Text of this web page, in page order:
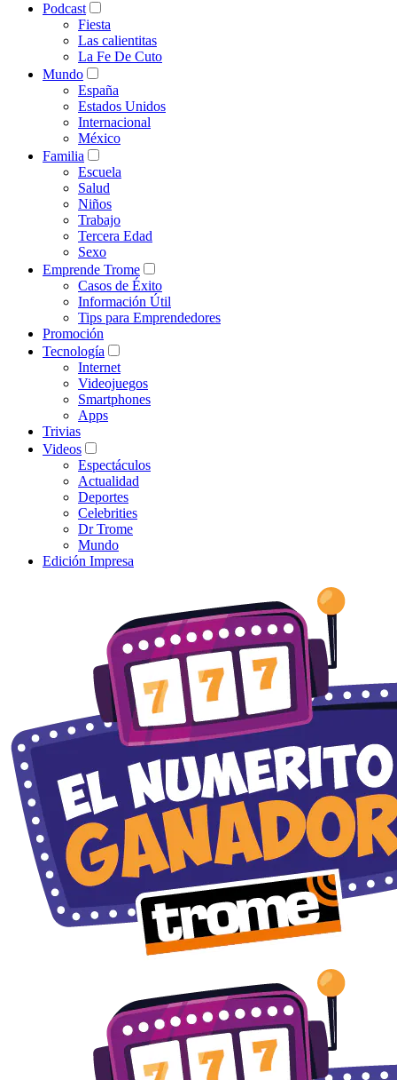
Podcast
Fiesta
Las calientitas
La Fe De Cuto
Mundo
España
Estados Unidos
Internacional
México
Familia
Escuela
Salud
Niños
Trabajo
Tercera Edad
Sexo
Emprende Trome
Casos de Éxito
Información Útil
Tips para Emprendedores
Promoción
Tecnología
Internet
Videojuegos
Smartphones
Apps
Trivias
Videos
Espectáculos
Actualidad
Deportes
Celebrities
Dr Trome
Mundo
Edición Impresa